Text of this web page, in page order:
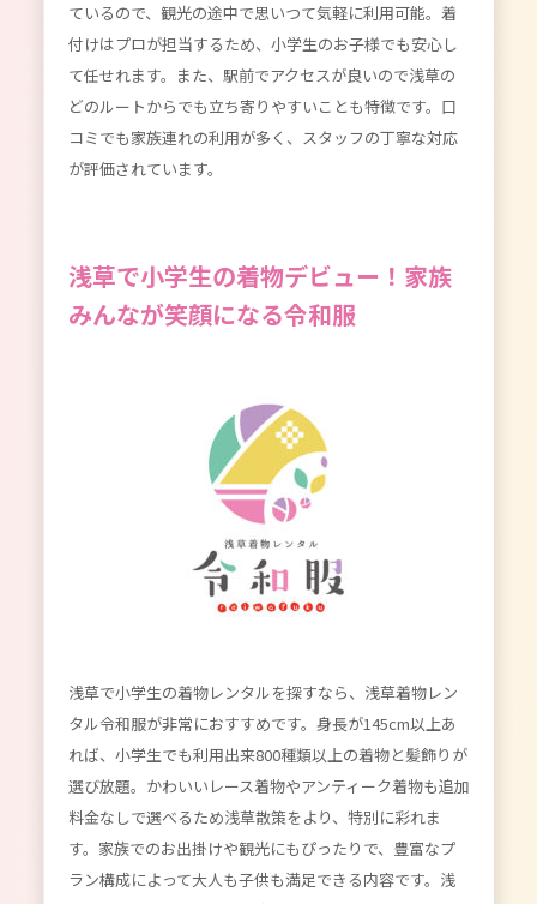
ているので、観光の途中で思いつて気軽に利用可能。着
付けはプロが担当するため、小学生のお子様でも安心し
て任せれます。また、駅前でアクセスが良いので浅草の
どのルートからでも立ち寄りやすいことも特徴です。口
コミでも家族連れの利用が多く、スタッフの丁寧な対応
が評価されています。
浅草で小学生の着物デビュー！家族
みんなが笑顔になる令和服
浅草で小学生の着物レンタルを探すなら、浅草着物レン
タル令和服が非常におすすめです。身長が145cm以上あ
れば、小学生でも利用出来800種類以上の着物と髪飾りが
選び放題。かわいいレース着物やアンティーク着物も追加
料金なしで選べるため浅草散策をより、特別に彩れま
す。家族でのお出掛けや観光にもぴったりで、豊富なプ
ラン構成によって大人も子供も満足できる内容です。浅